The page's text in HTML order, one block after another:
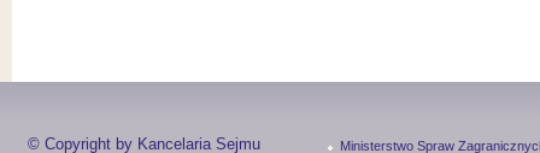
© Copyright by Kancelaria Sejmu
Ministerstwo Spraw